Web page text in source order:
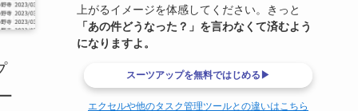
上がるイメージを体感してください。きっと
「あの件どうなった？」を言わなくて済むよう
になりますよ。
スーツアップを無料ではじめる▶
エクセルや他のタスク管理ツールとの違いはこちら